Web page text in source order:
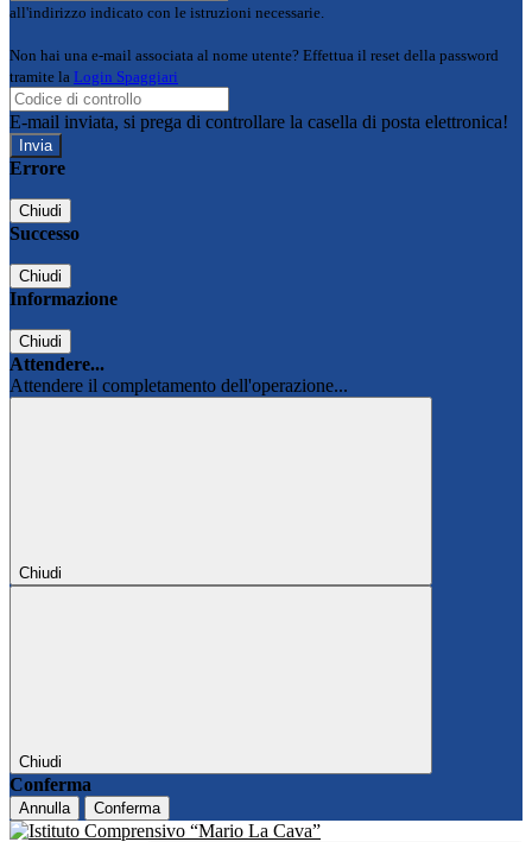
all'indirizzo indicato con le istruzioni necessarie.
Non hai una e-mail associata al nome utente? Effettua il reset della password
tramite la Login Spaggiari
E-mail inviata, si prega di controllare la casella di posta elettronica!
Errore
Chiudi
Successo
Chiudi
Informazione
Chiudi
Attendere...
Attendere il completamento dell'operazione...
Chiudi
Chiudi
Conferma
Annulla Conferma